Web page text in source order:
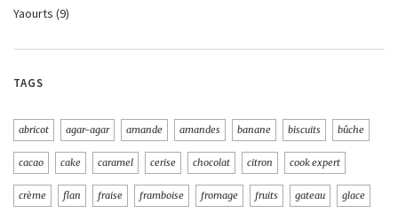
Yaourts (9)
TAGS
abricot agar-agar amande amandes banane biscuits bûche
cacao cake caramel cerise chocolat citron cook expert
crème flan fraise framboise fromage fruits gateau glace